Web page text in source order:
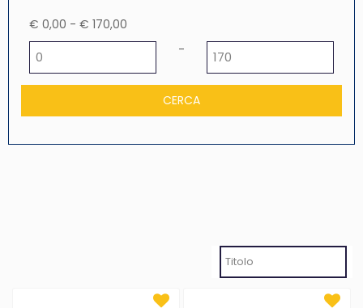
€ 0,00 - € 170,00
-